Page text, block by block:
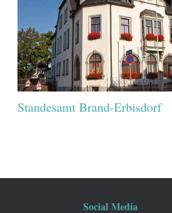
Standesamt Brand-Erbisdorf
Social Media